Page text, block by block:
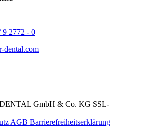
9 2772 - 0
dental.com
GmbH & Co. KG SSL-
AGB Barrierefreiheitserklärung